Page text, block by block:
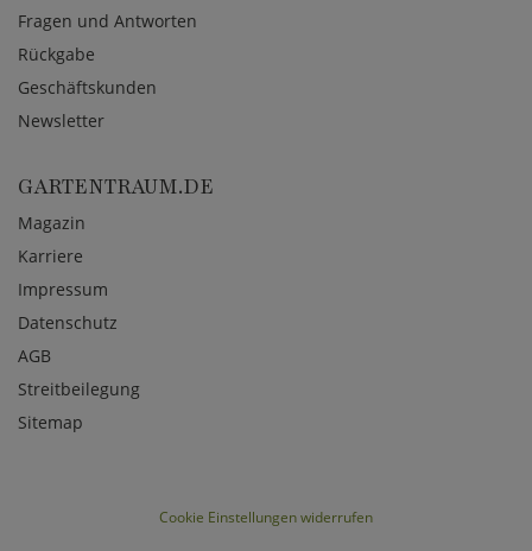
Fragen und Antworten
Rückgabe
Geschäftskunden
Newsletter
GARTENTRAUM.DE
Magazin
Karriere
Impressum
Datenschutz
AGB
Streitbeilegung
Sitemap
Cookie Einstellungen widerrufen